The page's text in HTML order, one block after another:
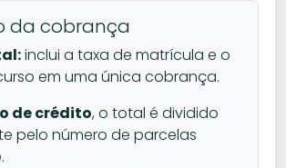
da cobrança
inclui a taxa de matrícula e o
em uma única cobrança.
de crédito, o total é dividido
pelo número de parcelas